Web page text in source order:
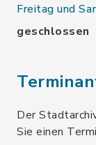
Freitag und
geschlossen
Der
Sie einen